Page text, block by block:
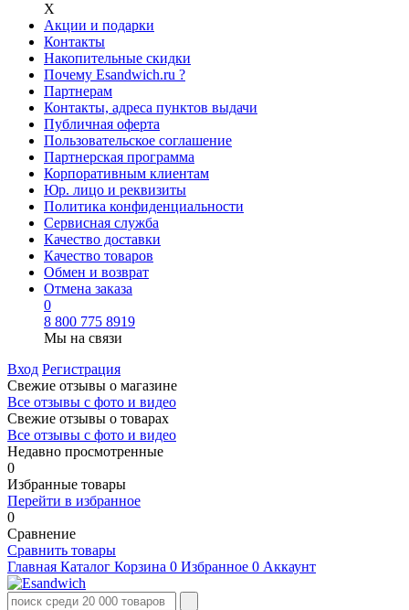
Х
Акции и подарки
Контакты
Накопительные скидки
Почему Esandwich.ru ?
Партнерам
Контакты, адреса пунктов выдачи
Публичная оферта
Пользовательское соглашение
Партнерская программа
Корпоративным клиентам
Юр. лицо и реквизиты
Политика конфиденциальности
Сервисная служба
Качество доставки
Качество товаров
Обмен и возврат
Отмена заказа
0
8 800 775 8919
Мы на связи
Вход Регистрация
Свежие отзывы о магазине
Все отзывы с фото и видео
Свежие отзывы о товарах
Все отзывы c фото и видео
Недавно просмотренные
0
Избранные товары
Перейти в избранное
0
Сравнение
Сравнить товары
Главная Каталог Корзина 0 Избранное 0 Аккаунт